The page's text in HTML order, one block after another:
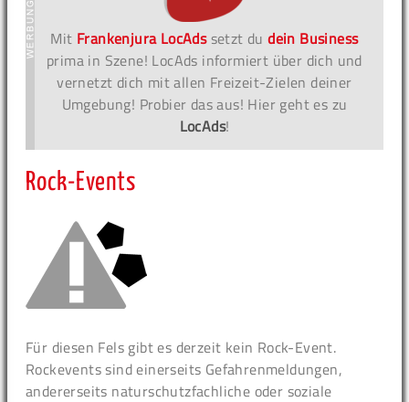
Mit Frankenjura LocAdssetzt dudein Business
prima in Szene! LocAds informiert über dich und
vernetzt dich mit allen Freizeit-Zielen deiner
Umgebung! Probier das aus! Hier geht es zu
LocAds!
Rock-Events
Für diesen Fels gibt es derzeit kein Rock-Event.
Rockevents sind einerseits Gefahrenmeldungen,
andererseits naturschutzfachliche oder soziale